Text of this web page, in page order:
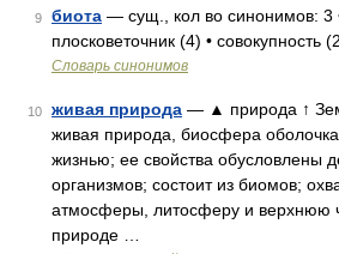
9 биота — сущ., кол во синонимов: 3
плосковеточник (4) • совокупность
Словарь синонимов
10 живая природа — ▲ природа ↑
живая природа, биосфера
жизнью; ее свойства обусловлены
организмов; состоит из биомов;
атмосферы, литосферу и верхнюю
природе …